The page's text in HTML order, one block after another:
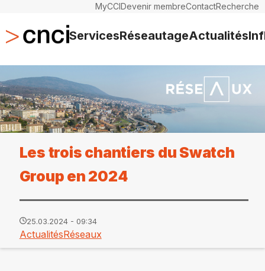
MyCCIDevenir membreContactRecherche
ServicesRéseautageActualités
Les trois chantiers du Swatch
Group en 2024
25.03.2024 - 09:34
ActualitésRéseaux